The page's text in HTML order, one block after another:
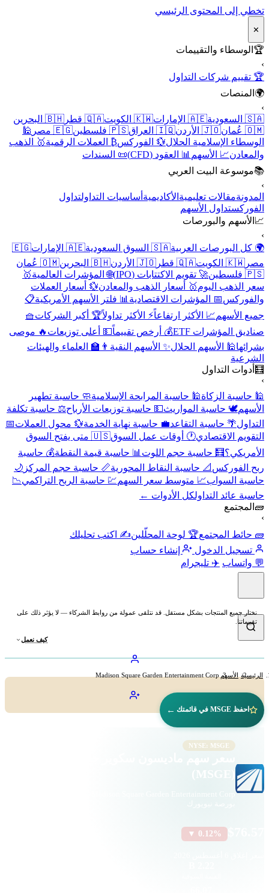
تخطي إلى المحتوى الرئيسي
✕
🏆الوسطاء والتقييمات
🏆 تقييم شركات التداول
🌍المنصات
🇸🇦 السعودية
🇦🇪 الإمارات 🇰🇼 الكويت 🇶🇦 قطر
🇧🇭 البحرين
🇴🇲 عُمان
🇯🇴 الأردن 🇮🇶 العراق 🇵🇸 فلسطين 🇪🇬 مصر
🕌
الوسطاء الإسلامية الحلال 💱 الفوركس ₿ العملات الرقمية🥇 الذهب
والمعادن📈 الأسهم📊 العقود (CFD)
📜 السندات
📚موسوعة البيت العربي
المدونةمقالات تعليميةالأكاديميةأساسيات التداولتداول
الفوركستداول الأسهم
📈الأسهم والبورصات
🌍 كل البورصات العربية🇸🇦 السوق السعودية 🇦🇪 الإمارات
🇪🇬
مصر 🇰🇼 الكويت 🇶🇦 قطر 🇯🇴 الأردن 🇧🇭 البحرين
🇴🇲 عُمان
🇵🇸 فلسطين
🚀 تقويم الاكتتابات (IPO) 🌐 المؤشرات العالمية🥇
سعر الذهب اليوم🥇 أسعار الذهب والمعادن💱 أسعار العملات
والفوركس 📅 المؤشرات الاقتصادية📊 فلتر الأسهم الأمريكية📋
جميع الأسهم📈 الأكثر ارتفاعاً⚡ الأكثر تداولاً🏆 أكبر الشركات🧺
صناديق المؤشرات ETF
💰 أرخص تقييماً💵 أعلى توزيعات🔥 موصى
بشرائها🕌 الأسهم الحلال ✨ الأسهم النقية👨‍🏫 العلماء والهيئات
الشرعية
🧮أدوات التداول
🕌 حاسبة الزكاة🕌 حاسبة المرابحة الإسلامية🧼 حاسبة تطهير
الأسهم🕊️ حاسبة المواريث💵 حاسبة توزيعات الأرباح⚖️ حاسبة تكلفة
التداول 🌴 حاسبة التقاعد💼 حاسبة نهاية الخدمة💱 محول العملات📅
التقويم الاقتصادي🕐 أوقات عمل السوق
🇺🇸 متى يفتح السوق
الأمريكي؟🧮 حاسبة حجم اللوت📊 حاسبة قيمة النقطة💰 حاسبة
ربح الفوركس 📐 حاسبة النقاط المحورية📏 حاسبة حجم المركز 🌙
حاسبة السواب📈 متوسط سعر السهم💹 حاسبة الربح التراكمي 📉
حاسبة عائد التداولكل الأدوات ←
🧱المجتمع
🧱 حائط المجتمع🏆 لوحة المحلّلين✍️ اكتب تحليلك
تسجيل الدخول
إنشاء حساب
💬 واتساب ✈️ تليجرام
نختار جميع المنتجات بشكل مستقل. قد نتلقى عمولة من روابط الشركاء — لا يؤثر ذلك على
تقييماتنا.
كيف نعمل
الرئيسية الأسهم Madison Square Garden Entertainment Corp
احفظ MSGE في قائمتك ←
NYSE: MSGE
(MSGE)
▼ 0.12%